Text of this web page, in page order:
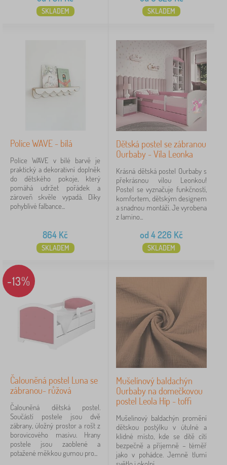
SKLADEM SKLADEM
Police WAVE - bílá
Police WAVE v bílé barvě je
praktický a dekorativní doplněk
do dětského pokoje, který
pomáhá udržet pořádek a
zároveň skvěle vypadá. Díky
pohyblivé falbance...
864 Kč
SKLADEM
Dětská postel se zábranou
Ourbaby - Víla Leonka
Krásná dětská postel Ourbaby s
překrásnou vílou Leonkou!
Postel se vyznačuje funkčností,
komfortem, dětským designem
a snadnou montáží. Je vyrobena
z lamino...
od 4 226 Kč
SKLADEM
-13%
Čalouněná postel Luna se
zábranou- růžová
Čalouněná dětská postel.
Součástí postele jsou dvě
zábrany, úložný prostor a rošt z
borovicového masivu. Hrany
postele jsou zaoblené a
potažené měkkou gumou pro...
Mušelínový baldachýn
Ourbaby na domečkovou
postel Leola Hip - toffi
Mušelinový baldachýn promění
dětskou postýlku v útulné a
klidné místo, kde se dítě cítí
bezpečně a příjemně – téměř
jako v pohádce. Jemně tlumí